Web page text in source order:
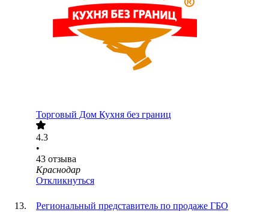
Торговый Дом Кухня без границ
4.3
•
43 отзыва
Краснодар
Откликнуться
Региональный представитель по продаже ГБО